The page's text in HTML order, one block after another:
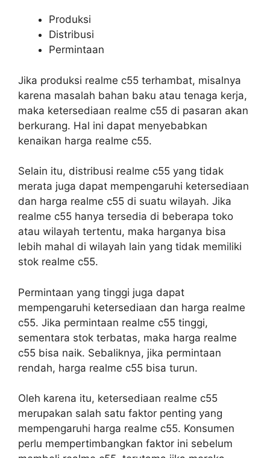
Produksi
Distribusi
Permintaan
Jika produksi realme c55 terhambat, misalnya
karena masalah bahan baku atau tenaga kerja,
maka ketersediaan realme c55 di pasaran akan
berkurang. Hal ini dapat menyebabkan
kenaikan harga realme c55.
Selain itu, distribusi realme c55 yang tidak
merata juga dapat mempengaruhi ketersediaan
dan harga realme c55 di suatu wilayah. Jika
realme c55 hanya tersedia di beberapa toko
atau wilayah tertentu, maka harganya bisa
lebih mahal di wilayah lain yang tidak memiliki
stok realme c55.
Permintaan yang tinggi juga dapat
mempengaruhi ketersediaan dan harga realme
c55. Jika permintaan realme c55 tinggi,
sementara stok terbatas, maka harga realme
c55 bisa naik. Sebaliknya, jika permintaan
rendah, harga realme c55 bisa turun.
Oleh karena itu, ketersediaan realme c55
merupakan salah satu faktor penting yang
mempengaruhi harga realme c55. Konsumen
perlu mempertimbangkan faktor ini sebelum